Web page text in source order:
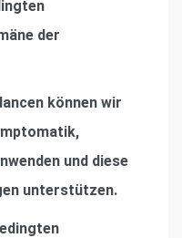
der
können wir
und diese
unterstützen.